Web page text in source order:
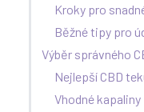
Kroky pro
Běžné tipy pro
Výběr správného
Nejlepší CBD
Vhodné